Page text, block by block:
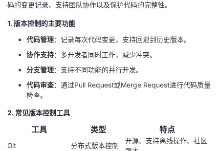
码的变更记录、支持团队协作以及保护代码的完整性。
1. 版本控制的主要功能
代码管理：记录每次代码变更，支持回退到历史版本。
协作支持：多开发者同时工作，减少冲突。
分支管理：支持不同功能的并行开发。
代码审查：通过Pull Request或Merge Request进行代码质量
检查。
2. 常见版本控制工具
工具 类型 特点
Git 分布式版本控制
开源、支持离线操作、社区